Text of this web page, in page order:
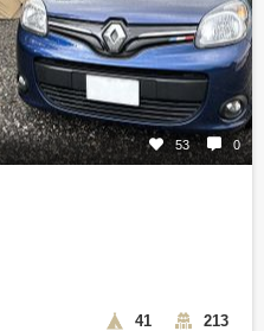
53 0
41 213